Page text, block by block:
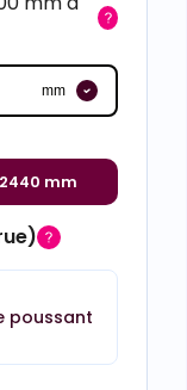
mm
2440 mm
poussant